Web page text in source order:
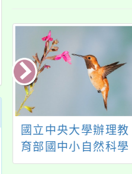
國立中央大學辦理教
育部國中小自然科學
適性教學教材研發實